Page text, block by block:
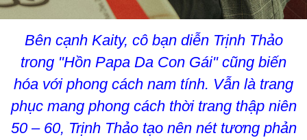
Bên cạnh Kaity, cô bạn diễn Trịnh Thảo
trong "Hồn Papa Da Con Gái" cũng biến
hóa với phong cách nam tính. Vẫn là trang
phục mang phong cách thời trang thập niên
50 – 60, Trịnh Thảo tạo nên nét tương phản